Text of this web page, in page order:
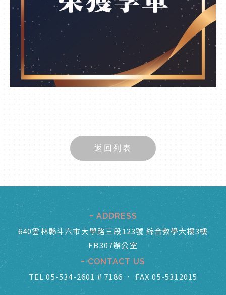
返回列表
ADDRESS
640雲林縣斗六市大學路三段123號 綜合教學大樓3樓
FB307辦公室
CONTACT US
TEL 05-534-2601 # 7186 ． FAX 05-5312015